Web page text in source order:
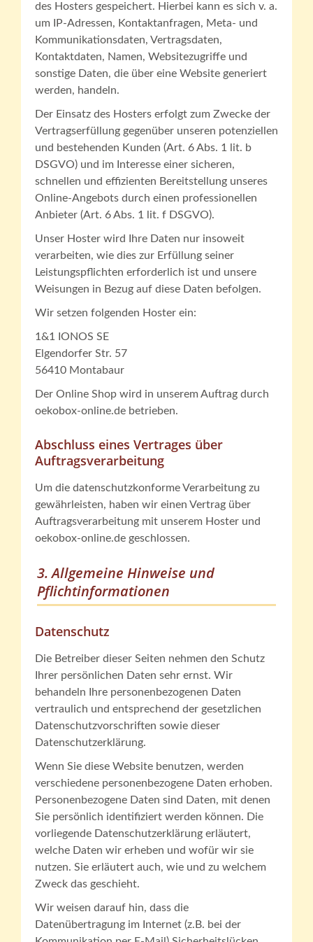
des Hosters gespeichert. Hierbei kann es sich v. a.
um IP-Adressen, Kontaktanfragen, Meta- und
Kommunikationsdaten, Vertragsdaten,
Kontaktdaten, Namen, Websitezugriffe und
sonstige Daten, die über eine Website generiert
werden, handeln.
Der Einsatz des Hosters erfolgt zum Zwecke der
Vertragserfüllung gegenüber unseren potenziellen
und bestehenden Kunden (Art. 6 Abs. 1 lit. b
DSGVO) und im Interesse einer sicheren,
schnellen und effizienten Bereitstellung unseres
Online-Angebots durch einen professionellen
Anbieter (Art. 6 Abs. 1 lit. f DSGVO).
Unser Hoster wird Ihre Daten nur insoweit
verarbeiten, wie dies zur Erfüllung seiner
Leistungspflichten erforderlich ist und unsere
Weisungen in Bezug auf diese Daten befolgen.
Wir setzen folgenden Hoster ein:
1&1 IONOS SE
Elgendorfer Str. 57
56410 Montabaur
Der Online Shop wird in unserem Auftrag durch
oekobox-online.de betrieben.
Abschluss eines Vertrages über
Auftragsverarbeitung
Um die datenschutzkonforme Verarbeitung zu
gewährleisten, haben wir einen Vertrag über
Auftragsverarbeitung mit unserem Hoster und
oekobox-online.de geschlossen.
3. Allgemeine Hinweise und
Pflichtinformationen
Datenschutz
Die Betreiber dieser Seiten nehmen den Schutz
Ihrer persönlichen Daten sehr ernst. Wir
behandeln Ihre personenbezogenen Daten
vertraulich und entsprechend der gesetzlichen
Datenschutzvorschriften sowie dieser
Datenschutzerklärung.
Wenn Sie diese Website benutzen, werden
verschiedene personenbezogene Daten erhoben.
Personenbezogene Daten sind Daten, mit denen
Sie persönlich identifiziert werden können. Die
vorliegende Datenschutzerklärung erläutert,
welche Daten wir erheben und wofür wir sie
nutzen. Sie erläutert auch, wie und zu welchem
Zweck das geschieht.
Wir weisen darauf hin, dass die
Datenübertragung im Internet (z.B. bei der